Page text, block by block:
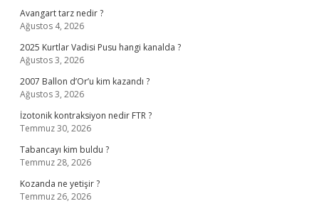
Avangart tarz nedir ?
Ağustos 4, 2026
2025 Kurtlar Vadisi Pusu hangi kanalda ?
Ağustos 3, 2026
2007 Ballon d’Or’u kim kazandı ?
Ağustos 3, 2026
İzotonik kontraksiyon nedir FTR ?
Temmuz 30, 2026
Tabancayı kim buldu ?
Temmuz 28, 2026
Kozanda ne yetişir ?
Temmuz 26, 2026